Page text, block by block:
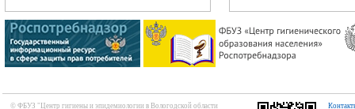
© ФБУЗ "Центр гигиены и эпидемиологии в Вологодской области